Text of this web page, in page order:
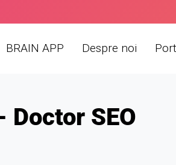
BRAIN APP Despre noi
Doctor SEO